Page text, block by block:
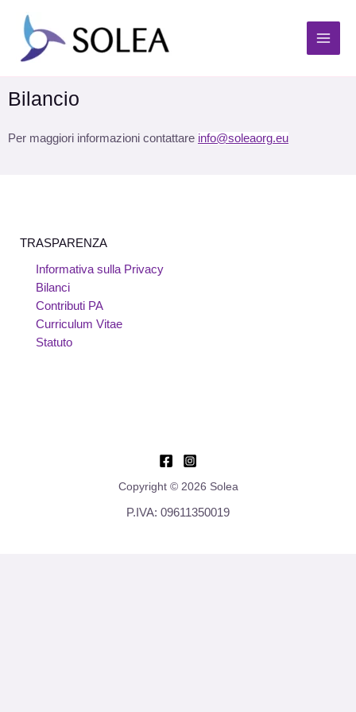
Bilancio
Per maggiori informazioni contattare info@soleaorg.eu
TRASPARENZA
Informativa sulla Privacy
Bilanci
Contributi PA
Curriculum Vitae
Statuto
Copyright © 2026 Solea
P.IVA: 09611350019